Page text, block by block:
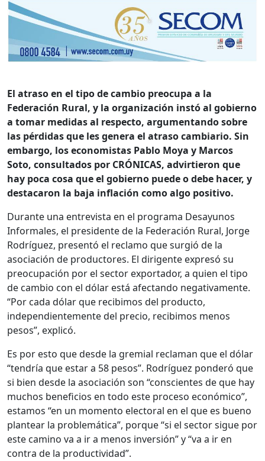
El atraso en el tipo de cambio preocupa a la
Federación Rural, y la organización instó al gobierno
a tomar medidas al respecto, argumentando sobre
las pérdidas que les genera el atraso cambiario. Sin
embargo, los economistas Pablo Moya y Marcos
Soto, consultados por CRÓNICAS, advirtieron que
hay poca cosa que el gobierno puede o debe hacer, y
destacaron la baja inflación como algo positivo.
Durante una entrevista en el programa Desayunos
Informales, el presidente de la Federación Rural, Jorge
Rodríguez, presentó el reclamo que surgió de la
asociación de productores. El dirigente expresó su
preocupación por el sector exportador, a quien el tipo
de cambio con el dólar está afectando negativamente.
“Por cada dólar que recibimos del producto,
independientemente del precio, recibimos menos
pesos”, explicó.
Es por esto que desde la gremial reclaman que el dólar
“tendría que estar a 58 pesos”. Rodríguez ponderó que
si bien desde la asociación son “conscientes de que hay
muchos beneficios en todo este proceso económico”,
estamos “en un momento electoral en el que es bueno
plantear la problemática”, porque “si el sector sigue por
este camino va a ir a menos inversión” y “va a ir en
contra de la productividad”.